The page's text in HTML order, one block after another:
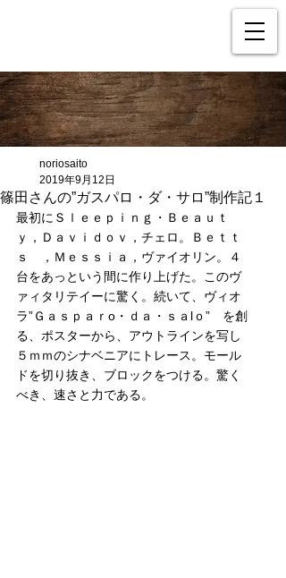
篠田さんの”ガスパロ・ダ・サロ”制作記１
noriosaito
2019年9月12日
最初にＳｌｅｅｐｉｎｇ・Ｂｅａｕｔ
ｙ，Ｄａｖｉｄｏｖ，チェロ。Ｂｅｔｔ
ｓ　，Ｍｅｓｓｉａ，ヴァイオリン。４
台をあっという間に作り上げた。このヴ
ァィタリテイーに驚く。続いて、ヴィオ
ラ”Ｇａｓｐａｒo・ｄａ・ｓａlｏ”　を創
る、ポスターから、アウトラインを写し
５ｍｍのシナベニアにトレース。モール
ドを切り抜き、ブロックをつける。驚く
べき、速さと力である。